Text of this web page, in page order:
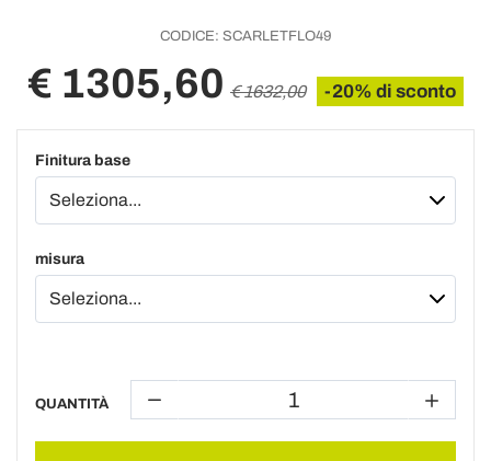
CODICE: SCARLETFLO49
€ 1305,60 € 1632,00 -20% di sconto
Finitura base
misura
QUANTITÀ